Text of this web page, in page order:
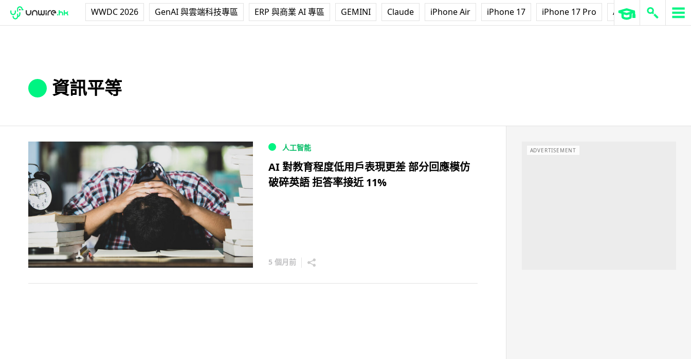
WWDC 2026 GenAI 與雲端科技專區 ERP 與商業 AI 專區 GEMINI Claude iPhone Air iPhone 17 iPhone 17 Pro AirPods Pro 3
資訊平等
人工智能
AI 對教育程度低用戶表現更差 部分回應模仿
破碎英語 拒答率接近 11%
5 個月前
ADVERTISEMENT